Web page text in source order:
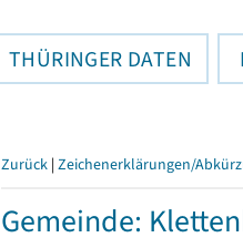
THÜRINGER DATEN
Zurück | Zeichenerklärungen/
Gemeinde: